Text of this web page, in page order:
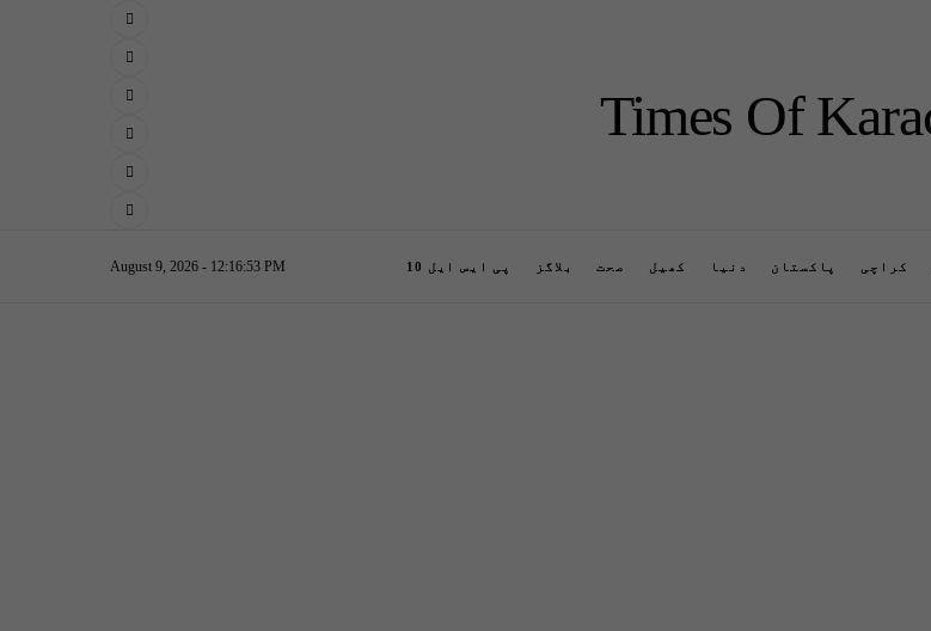
کراچی پاکستان دنیا کھیل صحت بلاگز پی ایس ایل 10 August 9, 2026 - 12:16:54 PM